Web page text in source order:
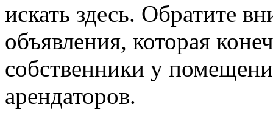
искать здесь. Обратите
объявления, которая
собственники у
арендаторов.